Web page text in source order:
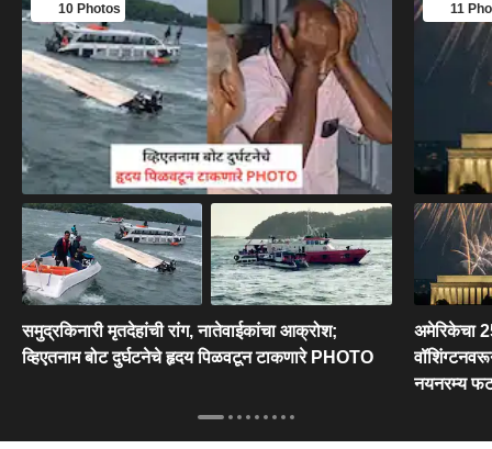
10 Photos
समुद्रकिनारी मृतदेहांची रांग, नातेवाईकांचा आक्रोश;
व्हिएतनाम बोट दुर्घटनेचे हृदय पिळवटून टाकणारे PHOTO
11
अमेरिकेचा
नयनरम्य